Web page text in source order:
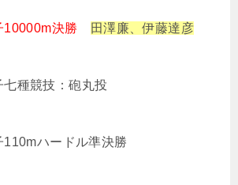
10000m決勝 田澤廉、伊藤達彦
種競技：砲丸投
ハードル準決勝